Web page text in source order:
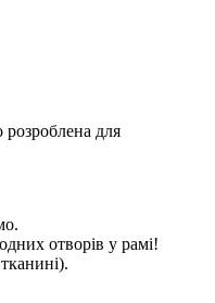
розроблена для
отворів у рамі!